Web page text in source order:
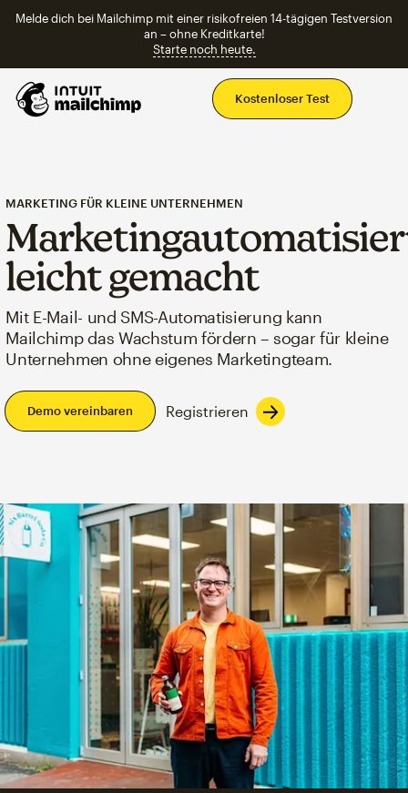
Melde dich bei Mailchimp mit einer risikofreien 14-tägigen Testversion
an – ohne Kreditkarte!
Starte noch heute.
Kostenloser Test
MARKETING FÜR KLEINE UNTERNEHMEN
leicht gemacht
Mit E-Mail- und SMS-Automatisierung kann
Mailchimp das Wachstum fördern – sogar für kleine
Unternehmen ohne eigenes Marketingteam.
Demo vereinbaren Registrieren